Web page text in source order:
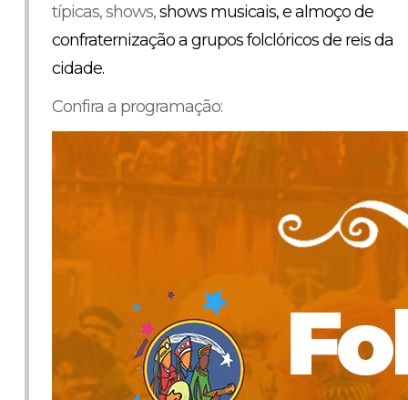
típicas, shows,shows musicais, e almoço de
confraternização a grupos folclóricos de reis da
cidade.
Confira a programação: